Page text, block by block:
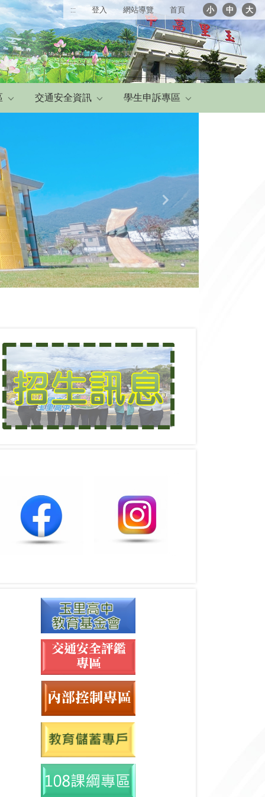
::: 登入 網站導覽 首頁 小 中 大
交通安全資訊 學生申訴專區
Next